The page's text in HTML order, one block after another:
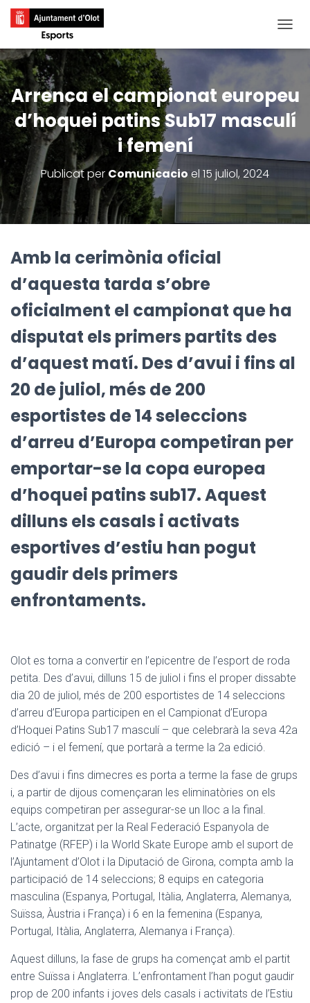
Arrenca el campionat europeu
d’hoquei patins Sub17 masculí
i femení
Publicat per Comunicacio el 15 juliol, 2024
Amb la cerimònia oficial
d’aquesta tarda s’obre
oficialment el campionat que ha
disputat els primers partits des
d’aquest matí. Des d’avui i fins al
20 de juliol, més de 200
esportistes de 14 seleccions
d’arreu d’Europa competiran per
emportar-se la copa europea
d’hoquei patins sub17. Aquest
dilluns els casals i activats
esportives d’estiu han pogut
gaudir dels primers
enfrontaments.
Olot es torna a convertir en l’epicentre de l’esport de roda
petita. Des d’avui, dilluns 15 de juliol i fins el proper dissabte
dia 20 de juliol, més de 200 esportistes de 14 seleccions
d’arreu d’Europa participen en el Campionat d’Europa
d’Hoquei Patins Sub17 masculí – que celebrarà la seva 42a
edició – i el femení, que portarà a terme la 2a edició.
Des d’avui i fins dimecres es porta a terme la fase de grups
i, a partir de dijous començaran les eliminatòries on els
equips competiran per assegurar-se un lloc a la final.
L’acte, organitzat per la Real Federació Espanyola de
Patinatge (RFEP) i la World Skate Europe amb el suport de
l’Ajuntament d’Olot i la Diputació de Girona, compta amb la
participació de 14 seleccions; 8 equips en categoria
masculina (Espanya, Portugal, Itàlia, Anglaterra, Alemanya,
Suïssa, Àustria i França) i 6 en la femenina (Espanya,
Portugal, Itàlia, Anglaterra, Alemanya i França).
Aquest dilluns, la fase de grups ha començat amb el partit
entre Suïssa i Anglaterra. L’enfrontament l’han pogut gaudir
prop de 200 infants i joves dels casals i activitats de l’Estiu